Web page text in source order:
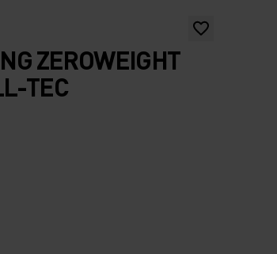
ZEROWEIGHT
TEC